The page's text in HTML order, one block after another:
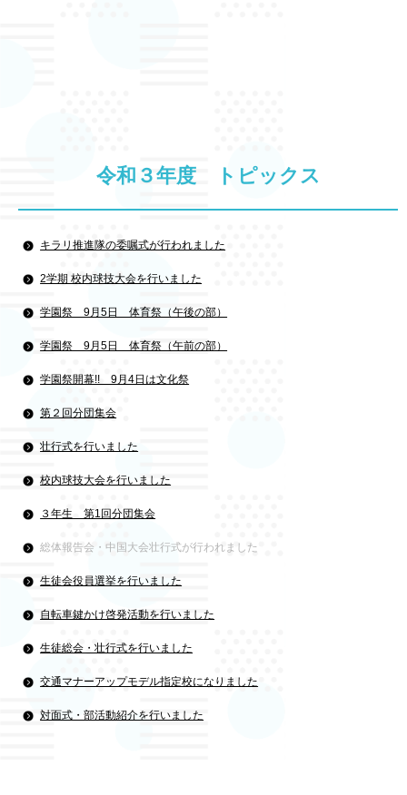
令和３年度 トピックス
キラリ推進隊の委嘱式が行われました
2学期 校内球技大会を行いました
学園祭 9月5日 体育祭（午後の部）
学園祭 9月5日 体育祭（午前の部）
学園祭開幕!! 9月4日は文化祭
第２回分団集会
壮行式を行いました
校内球技大会を行いました
３年生 第1回分団集会
総体報告会・中国大会壮行式が行われました
生徒会役員選挙を行いました
自転車鍵かけ啓発活動を行いました
生徒総会・壮行式を行いました
交通マナーアップモデル指定校になりました
対面式・部活動紹介を行いました